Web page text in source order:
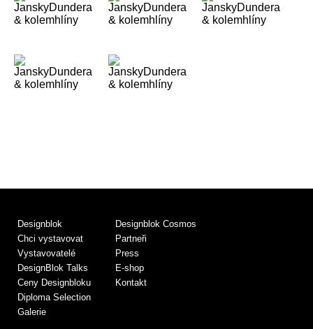
Designblok
Chci vystavovat
Vystavovatelé
DesignBlok Talks
Ceny Designbloku
Diploma Selection
Galerie
Designblok Cosmos
Partneři
Press
E-shop
Kontakt